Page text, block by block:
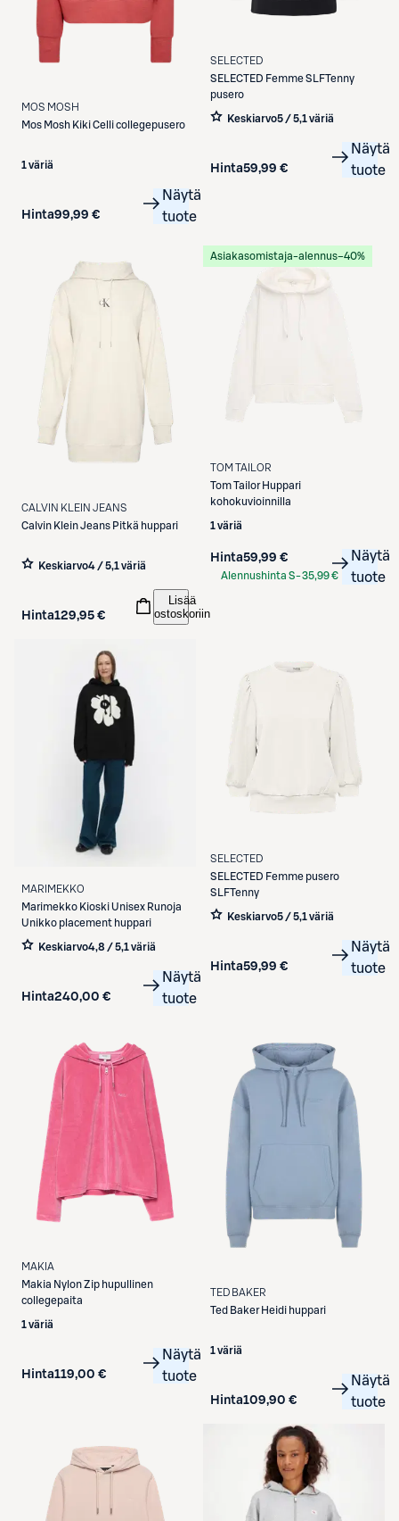
MOS MOSH
Mos Mosh Kiki Celli collegepusero
1 väriä
Hinta99,99 €
Näytä
tuote
SELECTED
SELECTED Femme SLFTenny
pusero
Keskiarvo5 / 5,1 väriä
Hinta59,99 €
Näytä
tuote
CALVIN KLEIN JEANS
Calvin Klein Jeans Pitkä huppari
Keskiarvo4 / 5,1 väriä
Hinta129,95 €
Lisää
ostoskoriin
Asiakasomistaja-alennus−40%
TOM TAILOR
Tom Tailor Huppari
kohokuvioinnilla
1 väriä
Hinta59,99 €
Alennushinta S-35,99 €
Näytä
tuote
MARIMEKKO
Marimekko Kioski Unisex Runoja
Unikko placement huppari
Keskiarvo4,8 / 5,1 väriä
Hinta240,00 €
Näytä
tuote
SELECTED
SELECTED Femme pusero
SLFTenny
Keskiarvo5 / 5,1 väriä
Hinta59,99 €
Näytä
tuote
MAKIA
Makia Nylon Zip hupullinen
collegepaita
1 väriä
Hinta119,00 €
Näytä
tuote
TED BAKER
Ted Baker Heidi huppari
1 väriä
Hinta109,90 €
Näytä
tuote